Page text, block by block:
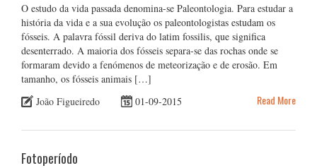
O estudo da vida passada denomina-se Paleontologia. Para estudar a
história da vida e a sua evolução os paleontologistas estudam os
fósseis. A palavra fóssil deriva do latim fossilis, que significa
desenterrado. A maioria dos fósseis separa-se das rochas onde se
formaram devido a fenómenos de meteorização e de erosão. Em
tamanho, os fósseis animais […]
João Figueiredo
01-09-2015 Read More
Fotoperíodo